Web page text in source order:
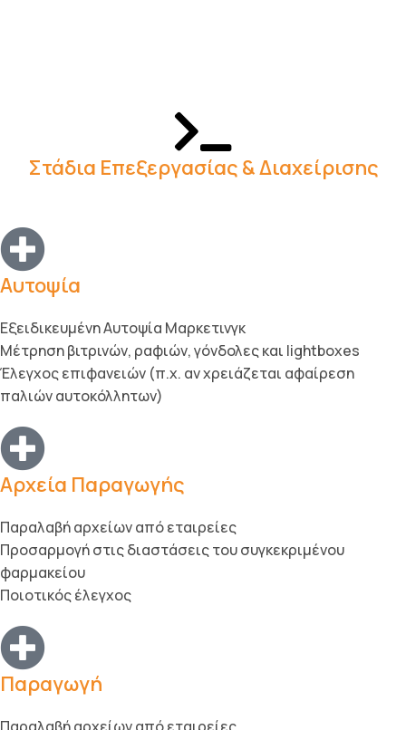
Στάδια Επεξεργασίας & Διαχείρισης
Αυτοψία
Εξειδικευμένη Αυτοψία Μαρκετινγκ
Μέτρηση βιτρινών, ραφιών, γόνδολες και lightboxes
Έλεγχος επιφανειών (π.χ. αν χρειάζεται αφαίρεση
παλιών αυτοκόλλητων)
Αρχεία Παραγωγής
Παραλαβή αρχείων από εταιρείες
Προσαρμογή στις διαστάσεις του συγκεκριμένου
φαρμακείου
Ποιοτικός έλεγχος
Παραγωγή
Παραλαβή αρχείων από εταιρείες